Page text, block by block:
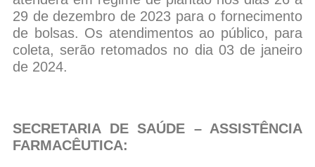
29 de dezembro de 2023 para o fornecimento
de bolsas. Os atendimentos ao público, para
coleta, serão retomados no dia 03 de janeiro
de 2024.
SECRETARIA DE SAÚDE – ASSISTÊNCIA
FARMACÊUTICA: